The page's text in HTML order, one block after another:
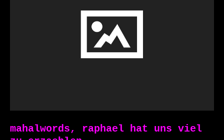
mahalwords, raphael hat uns viel